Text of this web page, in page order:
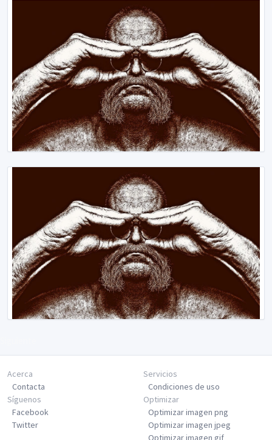
Acerca
Contacta
Servicios
Condiciones de uso
Síguenos
Facebook
Twitter
Optimizar
Optimizar imagen png
Optimizar imagen jpeg
Optimizar imagen gif